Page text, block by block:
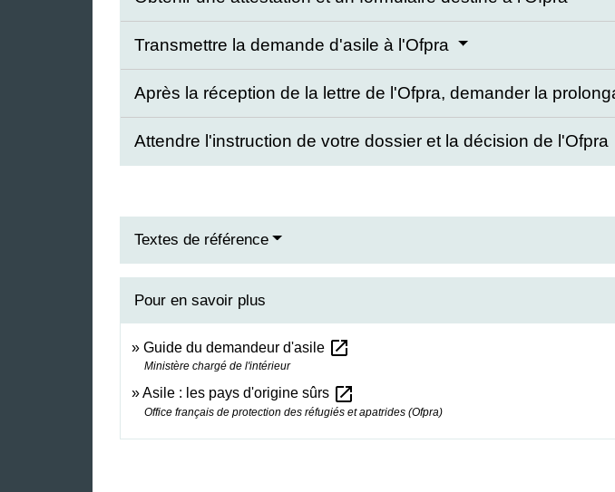
Transmettre la demande d'asile à l'Ofpra
Après la réception de la lettre de l'Ofpra, demander la
Attendre l'instruction de votre dossier et la décision de l'Ofpra
Textes de référence
Pour en savoir plus
Guide du demandeur d'asile open_in_new
Ministère chargé de l'intérieur
Asile : les pays d'origine sûrs open_in_new
Office français de protection des réfugiés et apatrides (Ofpra)